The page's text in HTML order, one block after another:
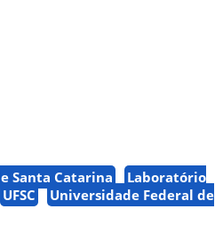
Santa Catarina
Laboratório
UFSC
Universidade Federal de